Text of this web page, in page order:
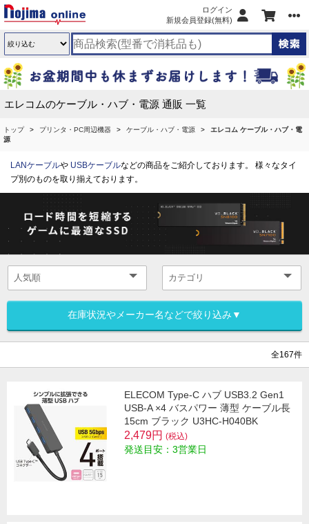
ログイン
新規会員登録(無料)
エレコムのケーブル・ハブ・電源 通販 一覧
トップ プリンタ・PC周辺機器 ケーブル・ハブ・電源
エレコム ケーブル・ハブ・電
源
LANケーブルや USBケーブルなどの商品をご紹介しております。 様々なタイ
プ別のものを取り揃えております。
在庫状況やメーカー名などで絞り込み▼
全167件
ELECOM Type-C ハブ USB3.2 Gen1
USB-A ×4 バスパワー 薄型 ケーブル長
15cm ブラック U3HC-H040BK
2,479円 (税込)
発送目安：3営業日